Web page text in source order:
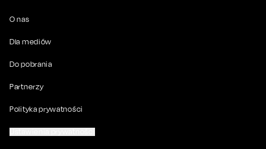
O nas
Dla mediów
Do pobrania
Partnerzy
Polityka prywatności